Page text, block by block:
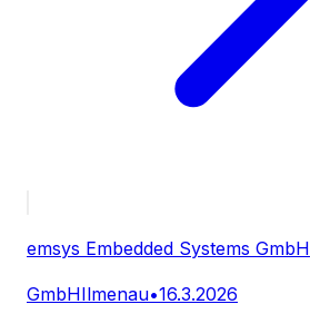
emsys Embedded Systems GmbH
GmbHIlmenau•16.3.2026